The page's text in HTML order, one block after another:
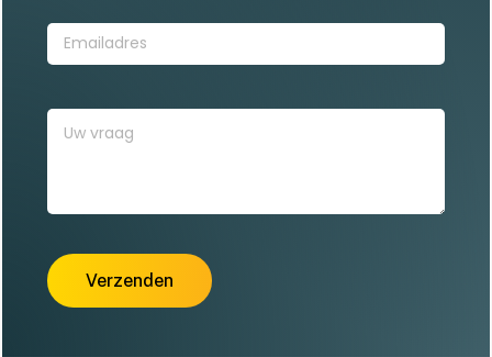
Emailadres
Vraag